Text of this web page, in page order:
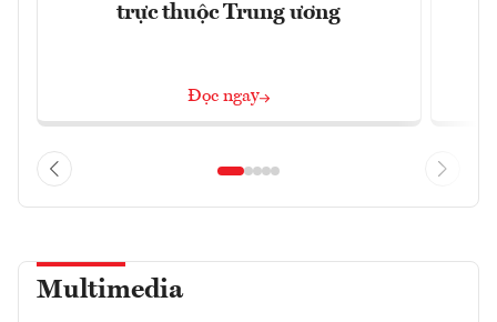
trực thuộc Trung ương
Đọc ngay
Multimedia